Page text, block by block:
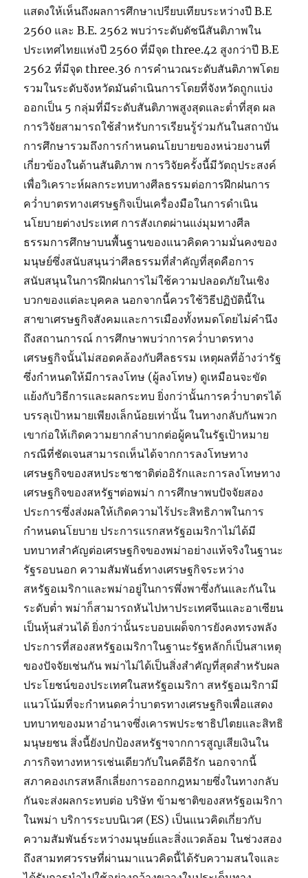
แสดงให้เห็นถึงผลการศึกษาเปรียบเทียบระหว่างปี B.E
2560 และ B.E. 2562 พบว่าระดับดัชนีสันติภาพใน
ประเทศไทยแห่งปี 2560 ที่มีจุด three.42 สูงกว่าปี B.E
2562 ที่มีจุด three.36 การคำนวณระดับสันติภาพโดย
รวมในระดับจังหวัดมันดำเนินการโดยที่จังหวัดถูกแบ่ง
ออกเป็น 5 กลุ่มที่มีระดับสันติภาพสูงสุดและต่ำที่สุด ผล
การวิจัยสามารถใช้สำหรับการเรียนรู้ร่วมกันในสถาบัน
การศึกษารวมถึงการกำหนดนโยบายของหน่วยงานที่
เกี่ยวข้องในด้านสันติภาพ การวิจัยครั้งนี้มีวัตถุประสงค์
เพื่อวิเคราะห์ผลกระทบทางศีลธรรมต่อการฝึกฝนการ
คว่ำบาตรทางเศรษฐกิจเป็นเครื่องมือในการดำเนิน
นโยบายต่างประเทศ การสังเกตผ่านแง่มุมทางศีล
ธรรมการศึกษาบนพื้นฐานของแนวคิดความมั่นคงของ
มนุษย์ซึ่งสนับสนุนว่าศีลธรรมที่สำคัญที่สุดคือการ
สนับสนุนในการฝึกฝนการไม่ใช้ความปลอดภัยในเชิง
บวกของแต่ละบุคคล นอกจากนี้ควรใช้วิธีปฏิบัตินี้ใน
สาขาเศรษฐกิจสังคมและการเมืองทั้งหมดโดยไม่คำนึง
ถึงสถานการณ์ การศึกษาพบว่าการคว่ำบาตรทาง
เศรษฐกิจนั้นไม่สอดคล้องกับศีลธรรม เหตุผลที่อ้างว่ารัฐ
ซึ่งกำหนดให้มีการลงโทษ (ผู้ลงโทษ) ดูเหมือนจะขัด
แย้งกับวิธีการและผลกระทบ ยิ่งกว่านั้นการคว่ำบาตรได้
บรรลุเป้าหมายเพียงเล็กน้อยเท่านั้น ในทางกลับกันพวก
เขาก่อให้เกิดความยากลำบากต่อผู้คนในรัฐเป้าหมาย
กรณีที่ชัดเจนสามารถเห็นได้จากการลงโทษทาง
เศรษฐกิจของสหประชาชาติต่ออิรักและการลงโทษทาง
เศรษฐกิจของสหรัฐฯต่อพม่า การศึกษาพบปัจจัยสอง
ประการซึ่งส่งผลให้เกิดความไร้ประสิทธิภาพในการ
กำหนดนโยบาย ประการแรกสหรัฐอเมริกาไม่ได้มี
บทบาทสำคัญต่อเศรษฐกิจของพม่าอย่างแท้จริงในฐานะ
รัฐรอบนอก ความสัมพันธ์ทางเศรษฐกิจระหว่าง
สหรัฐอเมริกาและพม่าอยู่ในการพึ่งพาซึ่งกันและกันใน
ระดับต่ำ พม่าก็สามารถหันไปหาประเทศจีนและอาเซียน
เป็นหุ้นส่วนได้ ยิ่งกว่านั้นระบอบเผด็จการยังคงทรงพลัง
ประการที่สองสหรัฐอเมริกาในฐานะรัฐหลักก็เป็นสาเหตุ
ของปัจจัยเช่นกัน พม่าไม่ได้เป็นสิ่งสำคัญที่สุดสำหรับผล
ประโยชน์ของประเทศในสหรัฐอเมริกา สหรัฐอเมริกามี
แนวโน้มที่จะกำหนดคว่ำบาตรทางเศรษฐกิจเพื่อแสดง
บทบาทของมหาอำนาจซึ่งเคารพประชาธิปไตยและสิทธิ
มนุษยชน สิ่งนี้ยังปกป้องสหรัฐฯจากการสูญเสียเงินใน
ภารกิจทางทหารเช่นเดียวกับในคดีอิรัก นอกจากนี้
สภาคองเกรสหลีกเลี่ยงการออกกฎหมายซึ่งในทางกลับ
กันจะส่งผลกระทบต่อ บริษัท ข้ามชาติของสหรัฐอเมริกา
ในพม่า บริการระบบนิเวศ (ES) เป็นแนวคิดเกี่ยวกับ
ความสัมพันธ์ระหว่างมนุษย์และสิ่งแวดล้อม ในช่วงสอง
ถึงสามทศวรรษที่ผ่านมาแนวคิดนี้ได้รับความสนใจและ